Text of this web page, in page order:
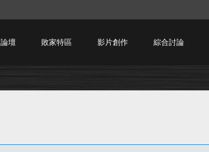
論壇 敗家特區 影片創作 綜合討論